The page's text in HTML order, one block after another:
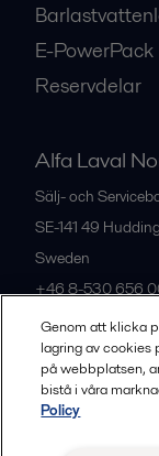
E-PowerPack
Reservdelar
Alfa Laval
Sälj- och
SE-141 49
Sweden
+46 8-530 656
Alla kontor
Genom att klicka
lagring av cookies
på webbplatsen,
bistå i våra
Policy